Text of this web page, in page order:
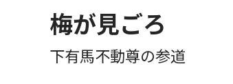
梅が見ごろ
下有馬不動尊の参道